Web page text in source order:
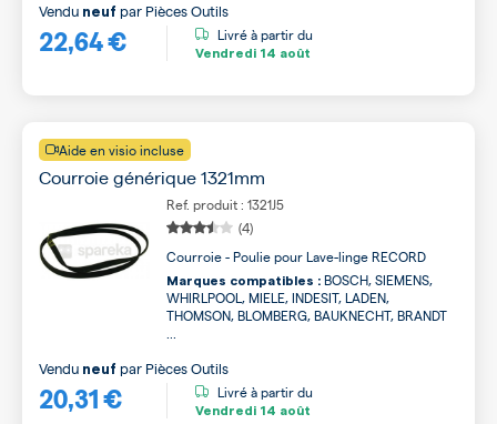
22,64 €
Vendu neuf par Pièces Outils
Livré à partir du
Vendredi 14 août
Aide en visio incluse
Courroie générique 1321mm
Ref. produit : 1321J5
(4)
Courroie - Poulie pour Lave-linge RECORD
Marques compatibles : BOSCH, SIEMENS,
WHIRLPOOL, MIELE, INDESIT, LADEN,
THOMSON, BLOMBERG, BAUKNECHT, BRANDT
20,31 €
Vendu neuf par Pièces Outils
Livré à partir du
Vendredi 14 août